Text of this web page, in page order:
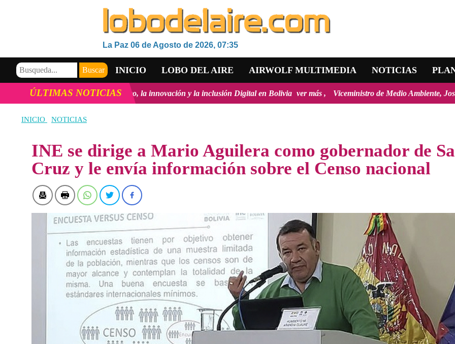
La Paz 06 de Agosto de 2026, 07:35
INICIO LOBO DEL AIRE AIRWOLF MULTIMEDIA NOTICIAS
VIDEOS
ÚLTIMAS NOTICIAS
Tecnológico, la innovación y la inclusión Digital en Bolivia ver más Viceministro de Medio Ambiente, José Ernesto Ávila:
INICIO NOTICIAS
INE se dirige a Mario Aguilera como gobernador de
Cruz y le envía información sobre el Censo nacional